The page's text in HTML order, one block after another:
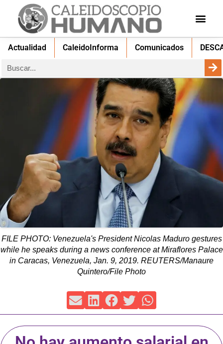
Actualidad CaleidoInforma Comunicados
FILE PHOTO: Venezuela's President Nicolas Maduro gestures
while he speaks during a news conference at Miraflores Palace
in Caracas, Venezuela, Jan. 9, 2019. REUTERS/Manaure
Quintero/File Photo